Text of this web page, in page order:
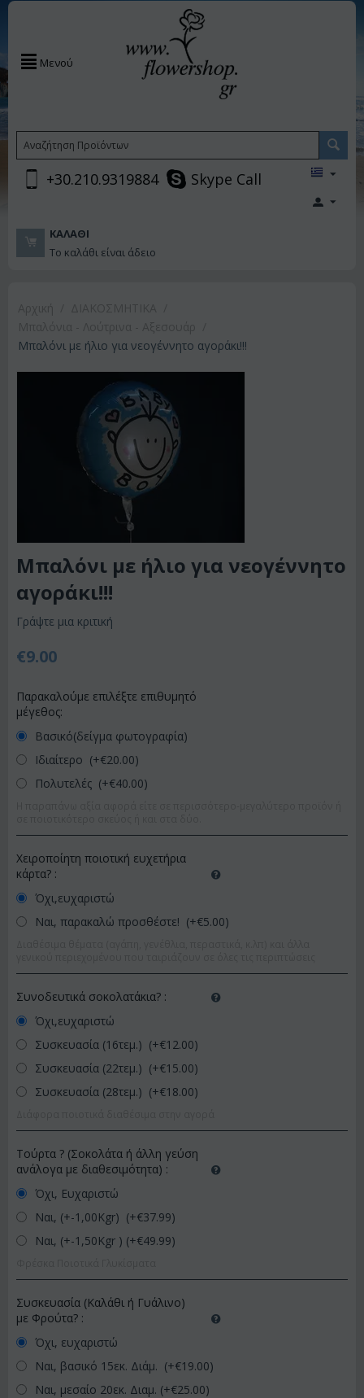
Μενού
+30.210.9319884 Skype Call
ΚΑΛΆΘΙ
Το καλάθι είναι άδειο
Μπαλόνι με ήλιο για νεογέννητο αγοράκι!!!
Μπαλόνι με ήλιο για νεογέννητο
αγοράκι!!!
Γράψτε μια κριτική
€9.00
Παρακαλούμε επιλέξτε επιθυμητό
μέγεθος:
Βασικό(δείγμα φωτογραφία)
Ιδιαίτερο (+€20.00)
Πολυτελές (+€40.00)
Χειροποίητη ποιοτική ευχετήρια
κάρτα? :
Όχι,ευχαριστώ
Ναι, παρακαλώ προσθέστε! (+€5.00)
Συνοδευτικά σοκολατάκια? :
Όχι,ευχαριστώ
Συσκευασία (16τεμ.) (+€12.00)
Συσκευασία (22τεμ.) (+€15.00)
Συσκευασία (28τεμ.) (+€18.00)
Τούρτα ? (Σοκολάτα ή άλλη γεύση
ανάλογα με διαθεσιμότητα) :
Όχι, Ευχαριστώ
Ναι, (+-1,00Kgr) (+€37.99)
Ναι, (+-1,50Kgr ) (+€49.99)
Συσκευασία (Καλάθι ή Γυάλινο)
με Φρούτα? :
Όχι, ευχαριστώ
Ναι, βασικό 15εκ. Διάμ. (+€19.00)
Ναι, μεσαίο 20εκ. Διαμ. (+€25.00)